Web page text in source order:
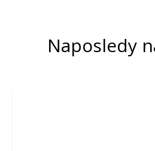
Naposledy